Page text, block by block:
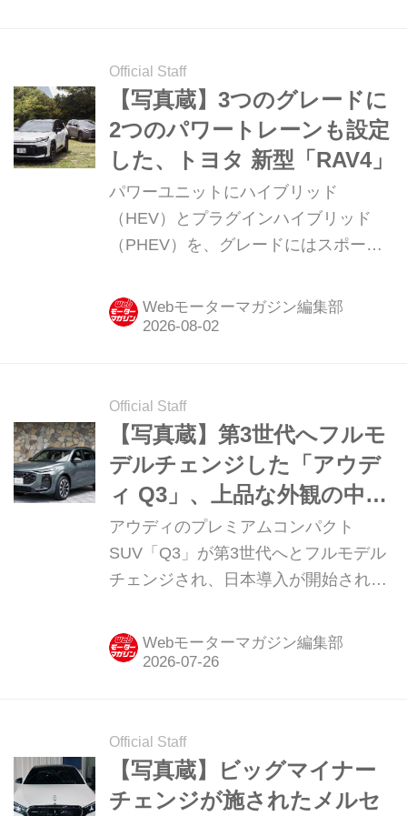
一部修正）
Official Staff
【写真蔵】3つのグレードに
2つのパワートレーンも設定
した、トヨタ 新型「RAV4」
パワーユニットにハイブリッド
（HEV）とプラグインハイブリッド
（PHEV）を、グレードにはスポーツ
ージを強めたアドベンチャーも設定し
た、トヨタのミッドサイズ
あわせて、そのディテールを写真で紹
介しよう。
Webモーターマガジン編集部
Official Staff
【写真蔵】第3世代へフルモ
デルチェンジした「アウデ
ィ Q3」、上品な外観の中に
ある初代クワトロを彷彿と
させるデザイン
アウディのプレミアムコンパクト
SUV「Q3」が第3世代へとフルモデル
チェンジされ、日本導入が開始され
ペSUVの「Q3 スポーツバック（以
下、スポーツバック）」がラインナッ
Webモーターマガジン編集部
Official Staff
【写真蔵】ビッグマイナー
チェンジが施されたメルセ